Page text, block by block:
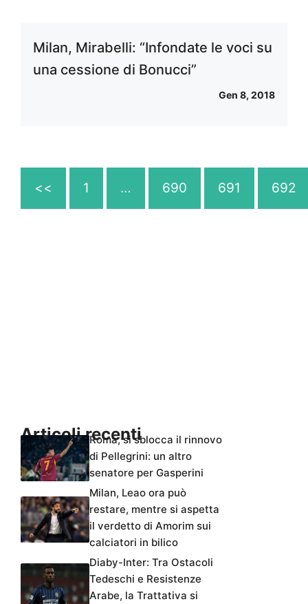
Milan, Mirabelli: “Infondate le voci su
una cessione di Bonucci”
Gen 8, 2018
<< 1 … 690 691 692
Articoli recentiRoma, si sblocca il rinnovo
di Pellegrini: un altro
senatore per Gasperini
Milan, Leao ora può
restare, mentre si aspetta
il verdetto di Amorim sui
calciatori in bilico
Diaby-Inter: Tra Ostacoli
Tedeschi e Resistenze
Arabe, la Trattativa si